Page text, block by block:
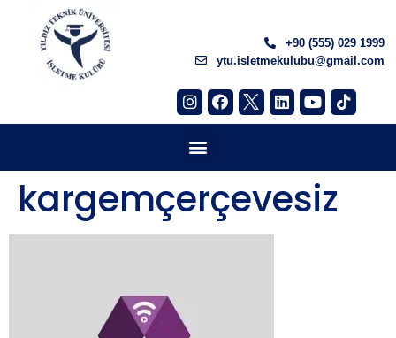
+90 (555) 029 1999
ytu.isletmekulubu@gmail.com
kargemçerçevesiz